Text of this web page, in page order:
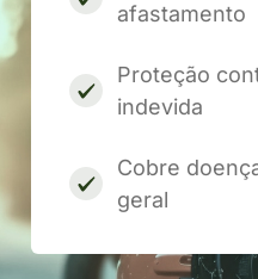
afastamento
Proteção
indevida
Cobre
geral